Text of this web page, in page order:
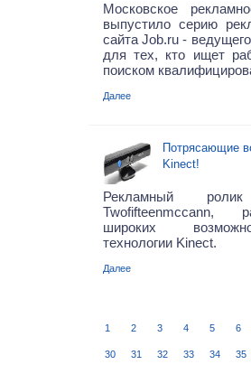
Московское
выпустило серию
сайта Job.ru -
для тех, кто ищет
поиском
Далее
Потрясающие
Kinect!
Рекламный
Twofifteenmccann,
широких
технологии Kinect.
Далее
1 2 3 4 5 6
30 31 32 33 34 35